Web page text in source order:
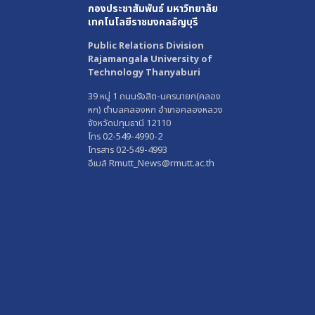
กองประชาสัมพันธ์ มหาวิทยาลัย
เทคโนโลยีราชมงคลธัญบุรี
Public Relations Division
Rajamangala University of
Technology Thanyaburi
39 หมู่ 1 ถนนรังสิต-นครนายก(คลอง
หก) ตำบลคลองหก อำเภอคลองหลวง
จังหวัดปทุมธานี 12110
โทร 02-549-4990-2
โทรสาร 02-549-4993
อีเมล์ Rmutt_News@rmutt.ac.th